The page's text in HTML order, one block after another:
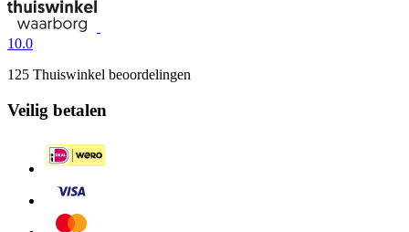
10.0
125 Thuiswinkel beoordelingen
Veilig betalen